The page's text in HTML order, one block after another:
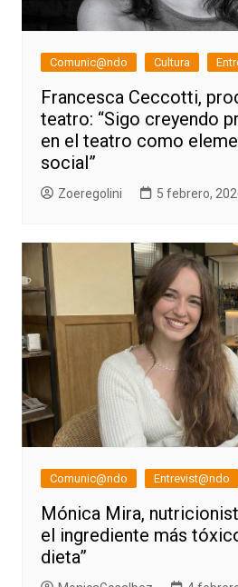
Comunic@ndo Cultura
Francesca Ceccotti,
teatro: “Sigo creyendo
en el teatro como
social”
Zoeregolini 5 febrero,
Comunic@ndo Entrevist@ndo
Mónica Mira,
el ingrediente más
dieta”